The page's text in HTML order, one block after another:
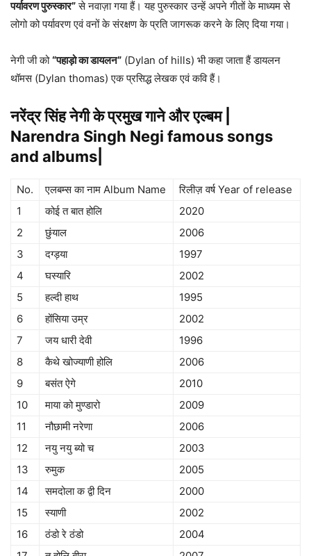
पर्यावरण पुरुस्कार”से नवाज़ा गया हैं। यह पुरुस्कार उन्हें अपने गीतों के माध्यम से
लोगो को पर्यावरण एवं वनों के संरक्षण के प्रति जागरूक करने के लिए दिया गया।
नेगी जी को“पहाड़ो का डायलन” (Dylan of hills) भी कहा जाता हैं डायलन
थॉमस (Dylan thomas) एक प्रसिद्ध लेखक एवं कवि हैं।
नरेंद्र सिंह नेगी के प्रमुख गाने और एल्बम |
Narendra Singh Negi famous songs
and albums|
No. एलबम्स का नाम Album Name
रिलीज़ वर्ष Year of release
1
कोई त बात होलि
2020
2
छुंयाल
2006
3
दग्ड़या
1997
4
घस्यारि
2002
5
हल्दी हाथ
1995
6
होंसिया उम्र
2002
7
जय धारी देवी
1996
8
कैथे खोज्याणी होलि
2006
9
बसंत ऐगे
2010
10
माया को मुण्डारो
2009
11
नौछामी नरेणा
2006
12
नयु नयु ब्यो च
2003
13
रुमुक
2005
14
समदोला क द्वी दिन
2000
15
स्याणी
2002
16
ठंडो रे ठंडो
2004